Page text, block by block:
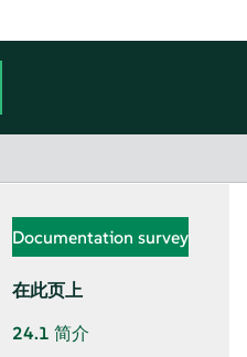
Documentation survey
在此页上
24.1 简介